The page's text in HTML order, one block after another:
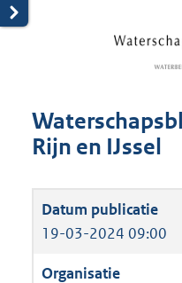
Rijn en IJssel
19-03-2024 09:00